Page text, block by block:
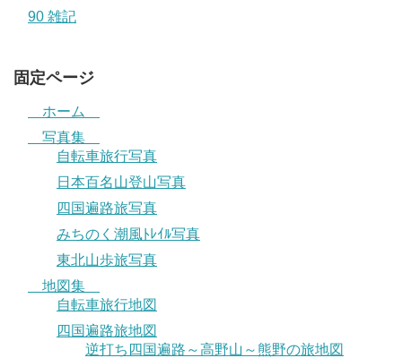
90 雑記
固定ページ
ホーム
写真集
自転車旅行写真
日本百名山登山写真
四国遍路旅写真
みちのく潮風ﾄﾚｲﾙ写真
東北山歩旅写真
地図集
自転車旅行地図
四国遍路旅地図
逆打ち四国遍路～高野山～熊野の旅地図